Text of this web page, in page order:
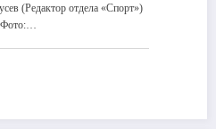
(Редактор отдела «Спорт»)